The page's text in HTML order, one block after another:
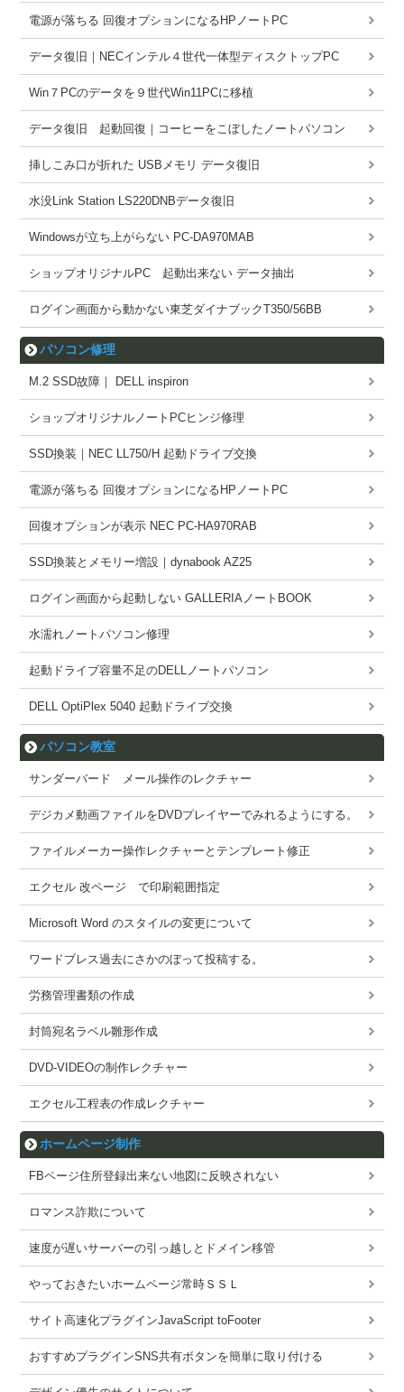
電源が落ちる 回復オプションになるHPノートPC
データ復旧｜NECインテル４世代一体型ディスクトップPC
Win７PCのデータを９世代Win11PCに移植
データ復旧 起動回復｜コーヒーをこぼしたノートパソコン
挿しこみ口が折れた USBメモリ データ復旧
水没Link Station LS220DNBデータ復旧
Windowsが立ち上がらない PC-DA970MAB
ショップオリジナルPC 起動出来ない データ抽出
ログイン画面から動かない東芝ダイナブックT350/56BB
パソコン修理
M.2 SSD故障｜ DELL inspiron
ショップオリジナルノートPCヒンジ修理
SSD換装｜NEC LL750/H 起動ドライブ交換
電源が落ちる 回復オプションになるHPノートPC
回復オプションが表示 NEC PC-HA970RAB
SSD換装とメモリー増設｜dynabook AZ25
ログイン画面から起動しない GALLERIAノートBOOK
水濡れノートパソコン修理
起動ドライブ容量不足のDELLノートパソコン
DELL OptiPlex 5040 起動ドライブ交換
パソコン教室
サンダーバード メール操作のレクチャー
デジカメ動画ファイルをDVDプレイヤーでみれるようにする。
ファイルメーカー操作レクチャーとテンプレート修正
エクセル 改ページ で印刷範囲指定
Microsoft Word のスタイルの変更について
ワードブレス過去にさかのぼって投稿する。
労務管理書類の作成
封筒宛名ラベル雛形作成
DVD-VIDEOの制作レクチャー
エクセル工程表の作成レクチャー
ホームページ制作
FBページ住所登録出来ない地図に反映されない
ロマンス詐欺について
速度が遅いサーバーの引っ越しとドメイン移管
やっておきたいホームページ常時ＳＳＬ
サイト高速化プラグインJavaScript toFooter
おすすめプラグインSNS共有ボタンを簡単に取り付ける